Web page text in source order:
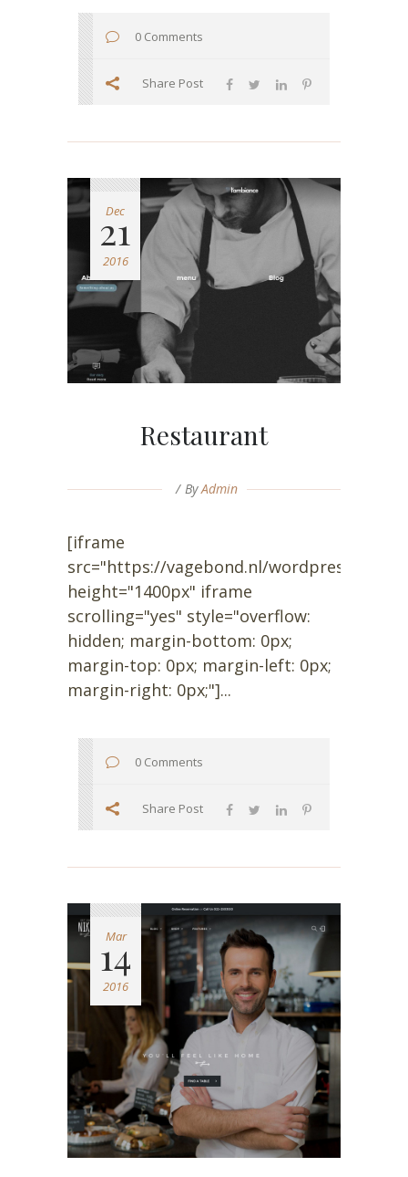
0 Comments
Share Post
Dec
21
2016
Restaurant
ByAdmin
[iframe
src="https://vagebond.nl/wordpress/
height="1400px" iframe
scrolling="yes" style="overflow:
hidden; margin-bottom: 0px;
margin-top: 0px; margin-left: 0px;
margin-right: 0px;"]...
0 Comments
Share Post
Mar
14
2016